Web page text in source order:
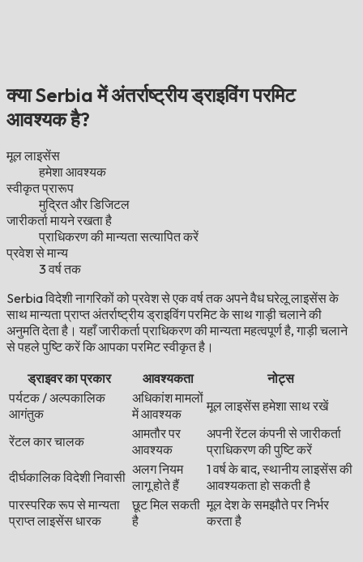
क्या Serbia में अंतर्राष्ट्रीय ड्राइविंग परमिट
आवश्यक है?
मूल लाइसेंस
हमेशा आवश्यक
स्वीकृत प्रारूप
मुद्रित और डिजिटल
जारीकर्ता मायने रखता है
प्राधिकरण की मान्यता सत्यापित करें
प्रवेश से मान्य
3 वर्ष तक
Serbia विदेशी नागरिकों को प्रवेश से एक वर्ष तक अपने वैध घरेलू लाइसेंस के
साथ मान्यता प्राप्त अंतर्राष्ट्रीय ड्राइविंग परमिट के साथ गाड़ी चलाने की
अनुमति देता है। यहाँ जारीकर्ता प्राधिकरण की मान्यता महत्वपूर्ण है, गाड़ी चलाने
से पहले पुष्टि करें कि आपका परमिट स्वीकृत है।
ड्राइवर का प्रकार
आवश्यकता
नोट्स
पर्यटक / अल्पकालिक
आगंतुक
अधिकांश मामलों
में आवश्यक
मूल लाइसेंस हमेशा साथ रखें
रेंटल कार चालक
आमतौर पर
आवश्यक
अपनी रेंटल कंपनी से जारीकर्ता
प्राधिकरण की पुष्टि करें
दीर्घकालिक विदेशी निवासी अलग नियम
लागू होते हैं
1 वर्ष के बाद, स्थानीय लाइसेंस की
आवश्यकता हो सकती है
पारस्परिक रूप से मान्यता
प्राप्त लाइसेंस धारक
छूट मिल सकती
है
मूल देश के समझौते पर निर्भर
करता है